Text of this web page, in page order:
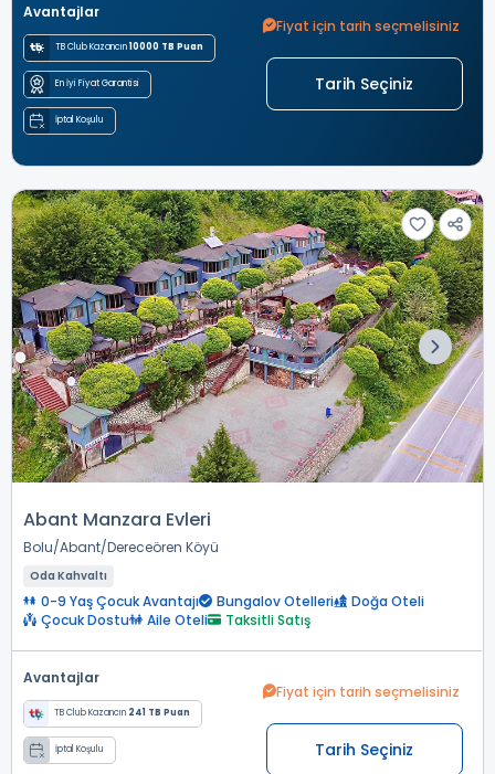
Avantajlar
TB Club Kazancın10000 TB Puan
En İyi Fiyat Garantisi
İptal Koşulu
Fiyat için tarih seçmelisiniz
Tarih Seçiniz
Abant Manzara Evleri
Bolu Abant Dereceören Köyü
Oda Kahvaltı
0-9 Yaş Çocuk Avantajı Bungalov Otelleri
Doğa Oteli
Çocuk Dostu
Aile Oteli Taksitli Satış
Avantajlar
TB Club Kazancın 241 TB Puan
İptal Koşulu
Fiyat için tarih seçmelisiniz
Tarih Seçiniz